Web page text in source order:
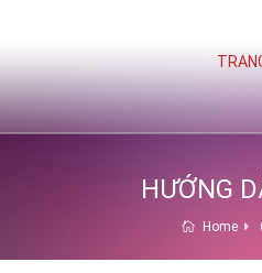
HƯỚNG
Home